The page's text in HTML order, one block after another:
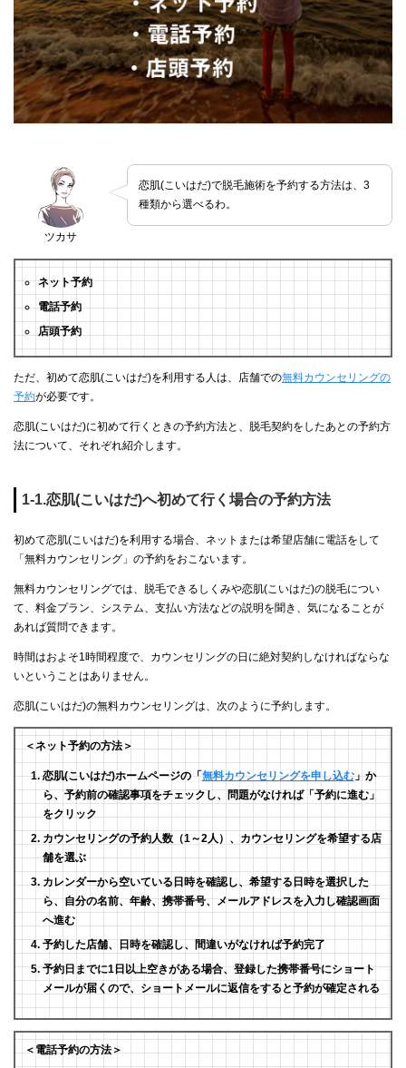
ツカサ
恋肌(こいはだ)で脱毛施術を予約する方法は、3
種類から選べるわ。
ネット予約
電話予約
店頭予約
ただ、初めて恋肌(こいはだ)を利用する人は、店舗での無料カウンセリングの
予約が必要です。
恋肌(こいはだ)に初めて行くときの予約方法と、脱毛契約をしたあとの予約方
法について、それぞれ紹介します。
1-1.恋肌(こいはだ)へ初めて行く場合の予約方法
初めて恋肌(こいはだ)を利用する場合、ネットまたは希望店舗に電話をして
「無料カウンセリング」の予約をおこないます。
無料カウンセリングでは、脱毛できるしくみや恋肌(こいはだ)の脱毛につい
て、料金プラン、システム、支払い方法などの説明を聞き、気になることが
あれば質問できます。
時間はおよそ1時間程度で、カウンセリングの日に絶対契約しなければならな
いということはありません。
恋肌(こいはだ)の無料カウンセリングは、次のように予約します。
＜ネット予約の方法＞
恋肌(こいはだ)ホームページの「無料カウンセリングを申し込む」か
ら、予約前の確認事項をチェックし、問題がなければ「予約に進む」
をクリック
カウンセリングの予約人数（1～2人）、カウンセリングを希望する店
舗を選ぶ
カレンダーから空いている日時を確認し、希望する日時を選択した
ら、自分の名前、年齢、携帯番号、メールアドレスを入力し確認画面
へ進む
予約した店舗、日時を確認し、間違いがなければ予約完了
予約日までに1日以上空きがある場合、登録した携帯番号にショート
メールが届くので、ショートメールに返信をすると予約が確定される
＜電話予約の方法＞